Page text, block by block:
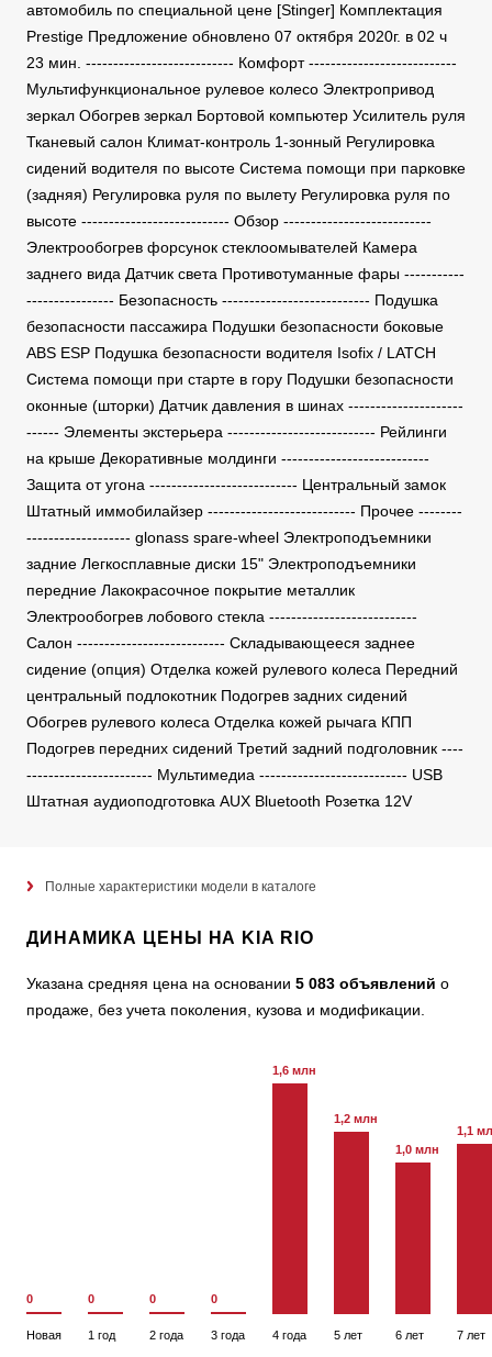
автомобиль по специальной цене [Stinger] Комплектация
Prestige Предложение обновлено 07 октября 2020г. в 02 ч
23 мин. --------------------------- Комфорт ---------------------------
Мультифункциональное рулевое колесо Электропривод
зеркал Обогрев зеркал Бортовой компьютер Усилитель руля
Тканевый салон Климат-контроль 1-зонный Регулировка
сидений водителя по высоте Система помощи при парковке
(задняя) Регулировка руля по вылету Регулировка руля по
высоте --------------------------- Обзор ---------------------------
Электрообогрев форсунок стеклоомывателей Камера
заднего вида Датчик света Противотуманные фары -----------
---------------- Безопасность --------------------------- Подушка
безопасности пассажира Подушки безопасности боковые
ABS ESP Подушка безопасности водителя Isofix / LATCH
Система помощи при старте в гору Подушки безопасности
оконные (шторки) Датчик давления в шинах ---------------------
------ Элементы экстерьера --------------------------- Рейлинги
на крыше Декоративные молдинги ---------------------------
Защита от угона --------------------------- Центральный замок
Штатный иммобилайзер --------------------------- Прочее --------
------------------- glonass spare-wheel Электроподъемники
задние Легкосплавные диски 15" Электроподъемники
передние Лакокрасочное покрытие металлик
Электрообогрев лобового стекла ---------------------------
Салон --------------------------- Складывающееся заднее
сидение (опция) Отделка кожей рулевого колеса Передний
центральный подлокотник Подогрев задних сидений
Обогрев рулевого колеса Отделка кожей рычага КПП
Подогрев передних сидений Третий задний подголовник ----
----------------------- Мультимедиа --------------------------- USB
Штатная аудиоподготовка AUX Bluetooth Розетка 12V
Полные характеристики модели в каталоге
ДИНАМИКА ЦЕНЫ НА KIA RIO
Указана средняя цена на основании 5 083 объявлений о
продаже, без учета поколения, кузова и модификации.
0
Новая
0
1 год
0
2 года
0
3 года
1,6 млн
4 года
1,2 млн
5 лет
1,0 млн
6 лет
1,1
7 лет